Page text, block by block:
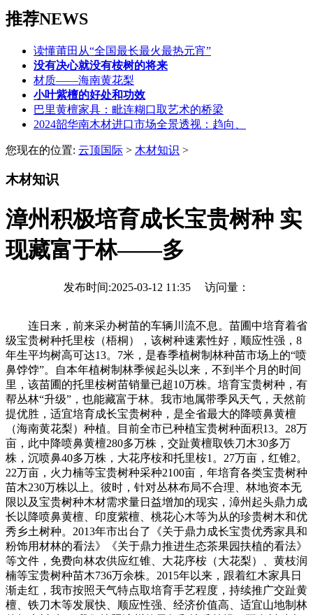
推荐NEWS
读懂莆田从“全国最长最火最热元宵”
没有决心就没有桉树的将来
材质——海南黄花梨
小叶紫檀的好处和功效
巴里黄檀家具：毗连糊口取艺术的桥梁
2024韶华南木材进口市场全景透视：趋向、
您现在的位置: 云顶国际 > 木材知识 >
木材知识
漳州积极培育成长宝贵树种 实
现藏富于林——多
发布时间:2025-03-12 11:35 访问量：
连日来，前来采办树苗的车辆川流不息。苗圃中培育着省
级宝贵树种托里桉（梧桐），该树种速素性好，顺应性强，8
年生平均树高可达13。7米，是春季植树制林种苗市场上的“喷
鼻饽饽”。自本年植树制林季候起头以来，不到半个月的时间
里，该苗圃的托里桉树苗销量已超10万株。培育宝贵树种，有
帮丛林“升级”，也能藏富于林。我市地属带季风天气，天然前
提优胜，适宜培育成长宝贵树种，是全省最大的降喷鼻黄檀
（海南黄花梨）种植。目前全市已种植宝贵树种面积13。28万
亩，此中降喷鼻黄檀280多万株，交趾黄檀取铁刀木30多万
株，沉喷鼻40多万株，大花序桉和托里桉1。27万亩，红锥2。
22万亩，火力楠等宝贵树种采种2100亩，年培育各类宝贵树种
苗木230万株以上。彼时，针对丛林布局不合理、林地资本无
限以及宝贵树种木材需求量日益增加的现实，漳州起头鼎力成
长以降喷鼻黄檀、印度紫檀、桃花心木等为从的珍贵树木和优
秀乡土树种。2013年市出台了《关于鼎力成长宝贵优秀家具和
粉饰用材林的看法》《关于鼎力推进生态茶果园扶植的看法》
等文件，免费向林农供应红锥、大花序桉（大花梨）、黄枝润
楠等宝贵树种苗木736万余株。2015年以来，跟着红木家具日
渐走红，我市按照天气特点取培育手艺程度，持续推广交趾黄
檀、铁刀木等发展快、顺应性强、经济价值高、适宜山地制林